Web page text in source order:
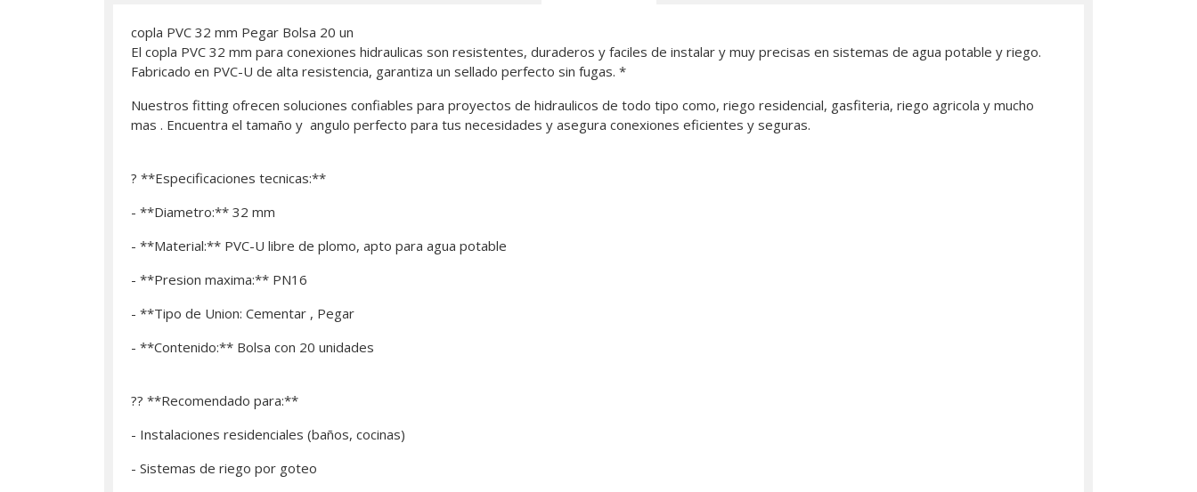
copla PVC 32 mm Pegar Bolsa 20 un
El copla PVC 32 mm para conexiones hidraulicas son resistentes, duraderos y faciles de instalar y muy precisas en sistemas de agua potable y riego.
Fabricado en PVC-U de alta resistencia, garantiza un sellado perfecto sin fugas. *
Nuestros fitting ofrecen soluciones confiables para proyectos de hidraulicos de todo tipo como, riego residencial, gasfiteria, riego agricola y mucho
mas . Encuentra el tamaño y angulo perfecto para tus necesidades y asegura conexiones eficientes y seguras.
? **Especificaciones tecnicas:**
- **Diametro:** 32 mm
- **Material:** PVC-U libre de plomo, apto para agua potable
- **Presion maxima:** PN16
- **Tipo de Union: Cementar , Pegar
- **Contenido:** Bolsa con 20 unidades
?? **Recomendado para:**
- Instalaciones residenciales (baños, cocinas)
- Sistemas de riego por goteo